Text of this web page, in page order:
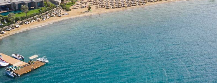
Турция, Бодрум